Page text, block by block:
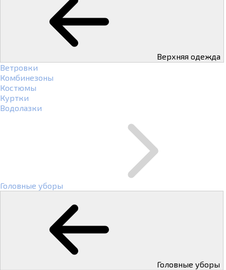
Верхняя одежда
Ветровки
Комбинезоны
Костюмы
Куртки
Водолазки
Головные уборы
Головные уборы